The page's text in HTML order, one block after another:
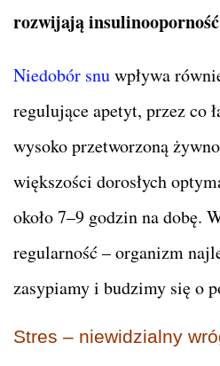
rozwijają
Niedobór snuwpływa
regulujące apetyt, przez co
wysoko przetworzoną
większości dorosłych
około 7–9 godzin na dobę.
regularność – organizm
zasypiamy i budzimy się o
Stres – niewidzialny